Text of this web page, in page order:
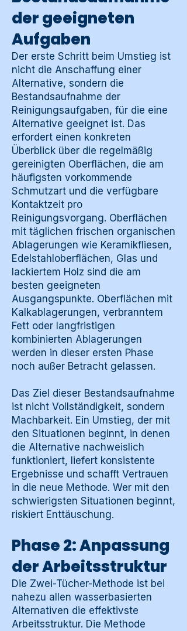
der geeigneten
Aufgaben
Der erste Schritt beim Umstieg ist
nicht die Anschaffung einer
Alternative, sondern die
Bestandsaufnahme der
Reinigungsaufgaben, für die eine
Alternative geeignet ist. Das
erfordert einen konkreten
Überblick über die regelmäßig
gereinigten Oberflächen, die am
häufigsten vorkommende
Schmutzart und die verfügbare
Kontaktzeit pro
Reinigungsvorgang. Oberflächen
mit täglichen frischen organischen
Ablagerungen wie Keramikfliesen,
Edelstahloberflächen, Glas und
lackiertem Holz sind die am
besten geeigneten
Ausgangspunkte. Oberflächen mit
Kalkablagerungen, verbranntem
Fett oder langfristigen
kombinierten Ablagerungen
werden in dieser ersten Phase
noch außer Betracht gelassen.
Das Ziel dieser Bestandsaufnahme
ist nicht Vollständigkeit, sondern
Machbarkeit. Ein Umstieg, der mit
den Situationen beginnt, in denen
die Alternative nachweislich
funktioniert, liefert konsistente
Ergebnisse und schafft Vertrauen
in die neue Methode. Wer mit den
schwierigsten Situationen beginnt,
riskiert Enttäuschung.
Phase 2: Anpassung
der Arbeitsstruktur
Die Zwei-Tücher-Methode ist bei
nahezu allen wasserbasierten
Alternativen die effektivste
Arbeitsstruktur. Die Methode